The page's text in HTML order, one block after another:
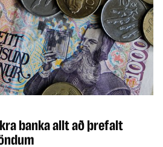
banka allt að þrefalt